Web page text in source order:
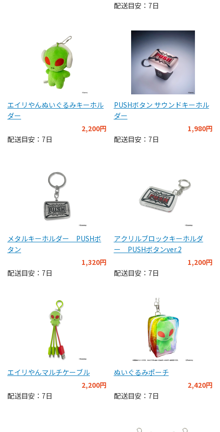
配送目安：7日
エイリやんぬいぐるみキーホル
ダー
2,200円
配送目安：7日
PUSHボタン サウンドキーホル
ダー
1,980円
配送目安：7日
メタルキーホルダー PUSHボ
タン
1,320円
配送目安：7日
アクリルブロックキーホルダ
ー PUSHボタンver.2
1,200円
配送目安：7日
エイリやんマルチケーブル
2,200円
配送目安：7日
ぬいぐるみポーチ
2,420円
配送目安：7日